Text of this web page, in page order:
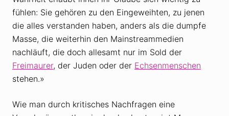
fühlen: Sie gehören zu den Eingeweihten, zu jenen
die alles verstanden haben, anders als die dumpfe
Masse, die weiterhin den Mainstreammedien
nachläuft, die doch allesamt nur im Sold der
Freimaurer, der Juden oder der Echsenmenschen
stehen.»
Wie man durch kritisches Nachfragen eine